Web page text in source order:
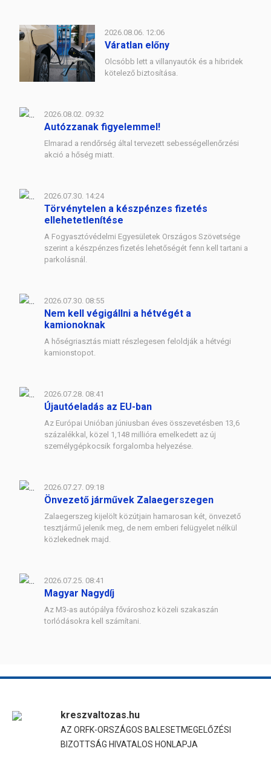
2026.08.06. 12:06
Váratlan előny
Olcsóbb lett a villanyautók és a hibridek
kötelező biztosítása.
2026.08.02. 09:32
Autózzanak figyelemmel!
Elmarad a rendőrség által tervezett sebességellenőrzési
akció a hőség miatt.
2026.07.30. 14:24
Törvénytelen a készpénzes fizetés
ellehetetlenítése
A Fogyasztóvédelmi Egyesületek Országos Szövetsége
szerint a készpénzes fizetés lehetőségét fenn kell tartani a
parkolásnál.
2026.07.30. 08:55
Nem kell végigállni a hétvégét a
kamionoknak
A hőségriasztás miatt részlegesen feloldják a hétvégi
kamionstopot.
2026.07.28. 08:41
Újautóeladás az EU-ban
Az Európai Unióban júniusban éves összevetésben 13,6
százalékkal, közel 1,148 millióra emelkedett az új
személygépkocsik forgalomba helyezése.
2026.07.27. 09:18
Önvezető járművek Zalaegerszegen
Zalaegerszeg kijelölt közútjain hamarosan két, önvezető
tesztjármű jelenik meg, de nem emberi felügyelet nélkül
közlekednek majd.
2026.07.25. 08:41
Magyar Nagydíj
Az M3-as autópálya fővároshoz közeli szakaszán
torlódásokra kell számítani.
kreszvaltozas.hu
AZ ORFK-ORSZÁGOS BALESETMEGELŐZÉSI
BIZOTTSÁG HIVATALOS HONLAPJA